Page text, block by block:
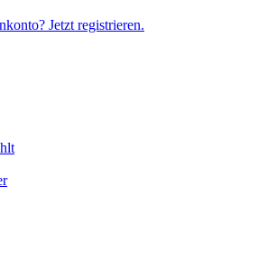
Jetzt registrieren.